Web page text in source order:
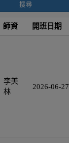
搜尋
師資 開班日期
李美
林
2026-06-27